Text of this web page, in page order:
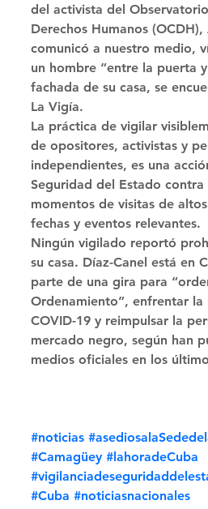
del activista del
Derechos Humanos
comunicó a nuestro medio,
un hombre “entre la puerta
fachada de su casa, se
La Vigía.
La práctica de vigilar
de opositores, activistas y
independientes, es una
Seguridad del Estado contra
momentos de visitas de
fechas y eventos relevantes.
Ningún vigilado reportó
su casa. Díaz-Canel está en
parte de una gira para
Ordenamiento”, enfrentar la
COVID-19 y reimpulsar la
mercado negro, según han
medios oficiales en los
#noticias
#Camagüey #lahoradeCuba
#Cuba #noticiasnacionales